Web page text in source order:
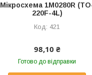
Мікросхема 1M0280R
220F-4L)
421
98,10 ₴
Готово до відправки